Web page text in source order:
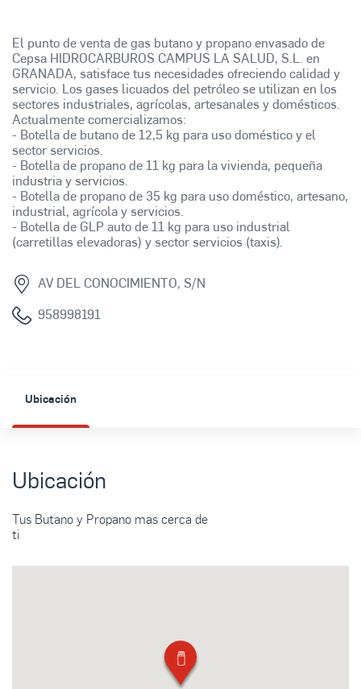
El punto de venta de gas butano y propano envasado de
Cepsa HIDROCARBUROS CAMPUS LA SALUD, S.L. en
GRANADA, satisface tus necesidades ofreciendo calidad y
servicio. Los gases licuados del petróleo se utilizan en los
sectores industriales, agrícolas, artesanales y domésticos.
Actualmente comercializamos:
- Botella de butano de 12,5 kg para uso doméstico y el
sector servicios.
- Botella de propano de 11 kg para la vivienda, pequeña
industria y servicios.
- Botella de propano de 35 kg para uso doméstico, artesano,
industrial, agrícola y servicios.
- Botella de GLP auto de 11 kg para uso industrial
(carretillas elevadoras) y sector servicios (taxis).
AV DEL CONOCIMIENTO, S/N
958998191
Ubicación
Ubicación
Tus Butano y Propano mas cerca de
ti